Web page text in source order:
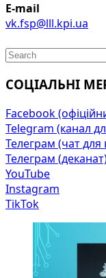
E-mail
vk.fsp@lll.kpi.ua
СОЦІАЛЬНІ
Facebook
Telegram (канал
Телеграм (чат для
Телеграм
YouTube
Instagram
TikTok